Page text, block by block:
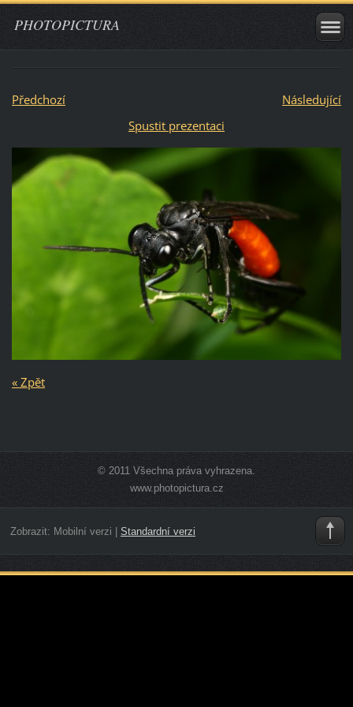
PHOTOPICTURA
Předchozí
Následující
Spustit prezentaci
« Zpět
© 2011 Všechna práva vyhrazena.
www.photopictura.cz
Zobrazit: Mobilní verzi Standardní verzi